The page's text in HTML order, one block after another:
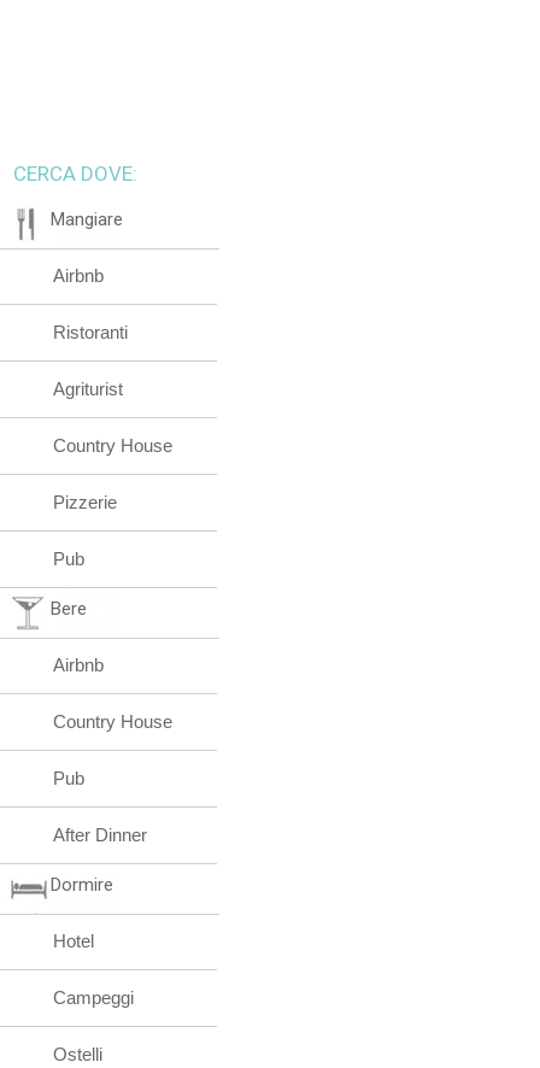
CERCA DOVE:
Mangiare
Airbnb
Ristoranti
Agriturist
Country House
Pizzerie
Pub
Bere
Airbnb
Country House
Pub
After Dinner
Dormire
Hotel
Campeggi
Ostelli